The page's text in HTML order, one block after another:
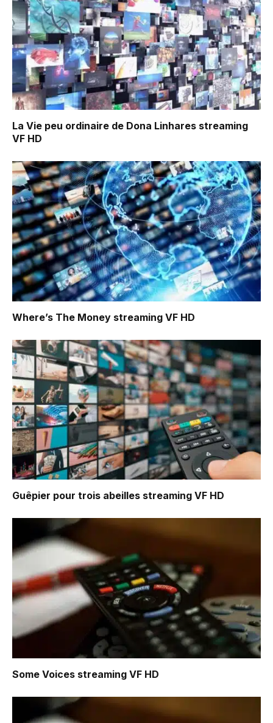
La Vie peu ordinaire de Dona Linhares streaming
VF HD
Where’s The Money streaming VF HD
Guêpier pour trois abeilles streaming VF HD
Some Voices streaming VF HD